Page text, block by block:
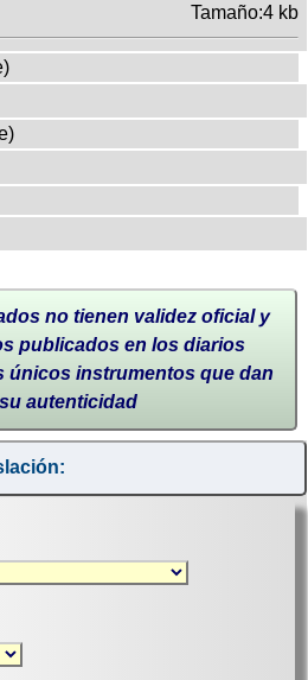
Tamaño:4 kb
no tienen validez oficial y
publicados en los diarios
únicos instrumentos que dan
autenticidad